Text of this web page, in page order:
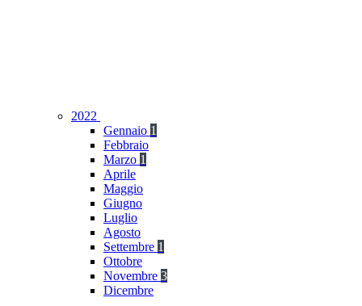
2022
Gennaio 1
Febbraio
Marzo 1
Aprile
Maggio
Giugno
Luglio
Agosto
Settembre 1
Ottobre
Novembre 3
Dicembre